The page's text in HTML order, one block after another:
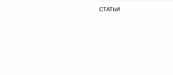
СТАТЬИ